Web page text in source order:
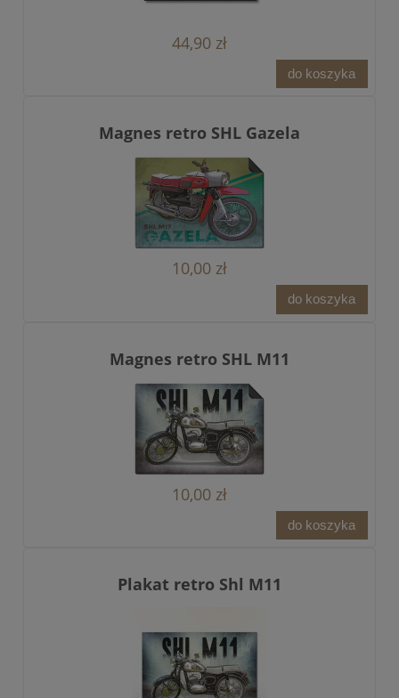
44,90 zł
do koszyka
Magnes retro SHL Gazela
10,00 zł
do koszyka
Magnes retro SHL M11
10,00 zł
do koszyka
Plakat retro Shl M11